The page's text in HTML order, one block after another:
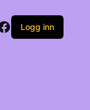
Logg inn